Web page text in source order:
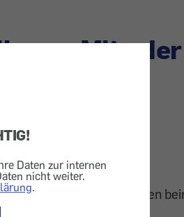
Daten zur internen
nicht weiter.
.
- Mit oder
und haben
Hausverwaltung mittels